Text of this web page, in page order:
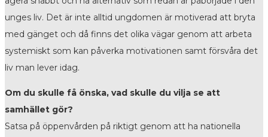
unges liv. Det är inte alltid ungdomen är motiverad att bryta
med gänget och då finns det olika vägar genom att arbeta
systemiskt som kan påverka motivationen samt försvåra det
liv man lever idag.
Om du skulle få önska, vad skulle du vilja se att
samhället gör?
Satsa på öppenvården på riktigt genom att ha nationella